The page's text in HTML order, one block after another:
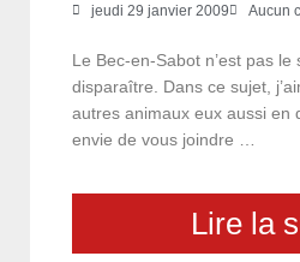
jeudi 29 janvier 2009 Aucun
Le Bec-en-Sabot n’est pas
disparaître. Dans ce sujet,
autres animaux eux aussi en
envie de vous joindre …
Lire la